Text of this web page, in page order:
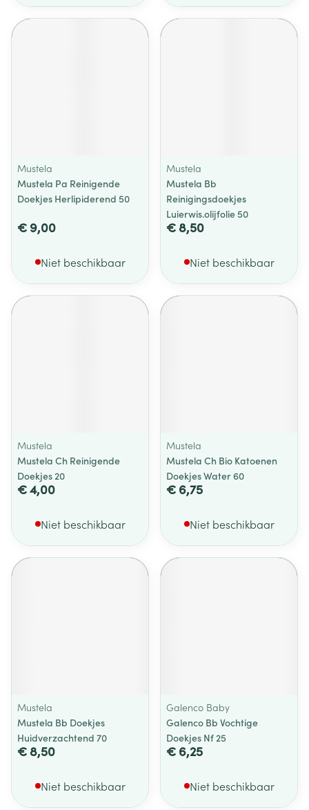
Mustela
Mustela Pa Reinigende
Doekjes Herlipiderend 50
€ 9,00
Niet beschikbaar
Mustela
Mustela Bb
Reinigingsdoekjes
Luierwis.olijfolie 50
€ 8,50
Niet beschikbaar
Mustela
Mustela Ch Reinigende
Doekjes 20
€ 4,00
Niet beschikbaar
Mustela
Mustela Ch Bio Katoenen
Doekjes Water 60
€ 6,75
Niet beschikbaar
Mustela
Mustela Bb Doekjes
Huidverzachtend 70
€ 8,50
Niet beschikbaar
Galenco Baby
Galenco Bb Vochtige
Doekjes Nf 25
€ 6,25
Niet beschikbaar